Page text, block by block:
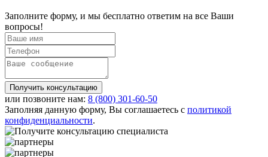
Заполните форму, и мы бесплатно ответим на все Ваши
вопросы!
Получить консультацию
или позвоните нам: 8 (800) 301-60-50
Заполняя данную форму, Вы соглашаетесь с политикой
конфиденциальности.